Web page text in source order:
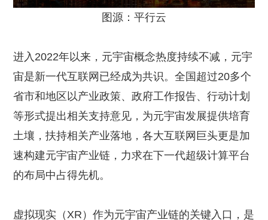
图源：平行云
进入2022年以来，元宇宙概念热度持续不减，元宇
宙是新一代互联网已经成为共识。全国超过20多个
省市和地区以产业政策、政府工作报告、行动计划
等形式提出相关支持意见，为元宇宙发展提供培育
土壤，扶持相关产业落地，各大互联网巨头更是加
速构建元宇宙产业链，力求在下一代超级计算平台
的布局中占得先机。
虚拟现实（XR）作为元宇宙产业链的关键入口，是